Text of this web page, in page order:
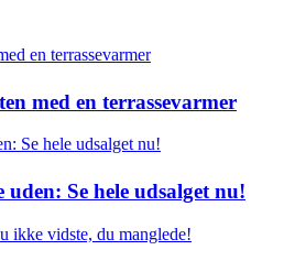
med en terrassevarmer
Se hele udsalget nu!